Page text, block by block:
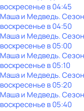
воскресенье в04:45
Маша и Медведь.
воскресенье в04:50
Маша и Медведь.
воскресенье в05:00
Маша и Медведь.
воскресенье в05:10
Маша и Медведь.
воскресенье в05:20
Маша и Медведь.
воскресенье в05:40